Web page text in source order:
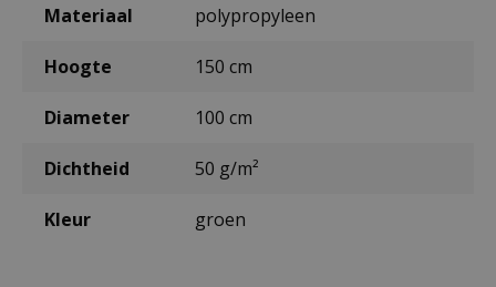
Materiaal polypropyleen
Hoogte 150 cm
Diameter 100 cm
Dichtheid 50 g/m²
Kleur groen